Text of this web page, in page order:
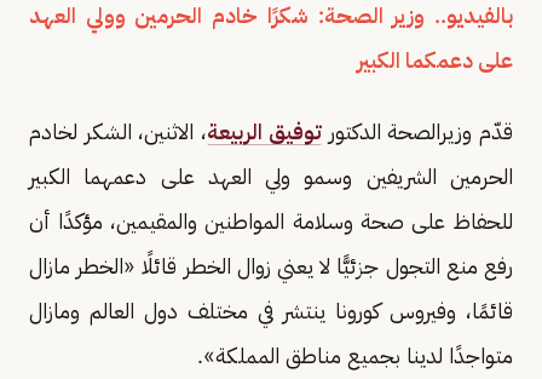
بالفيديو.. وزير الصحة: شكرًا خادم الحرمين وولي العهد
على دعمكما الكبير
قدّم وزيرالصحة الدكتورتوفيق الربيعة، الاثنين، الشكر لخادم
الحرمين الشريفين وسمو ولي العهد على دعمهما الكبير
للحفاظ على صحة وسلامة المواطنين والمقيمين، مؤكدًا أن
رفع منع التجول جزئيًّا لا يعني زوال الخطر قائلًا «الخطر مازال
قائمًا، وفيروس كورونا ينتشر في مختلف دول العالم ومازال
متواجدًا لدينا بجميع مناطق المملكة».